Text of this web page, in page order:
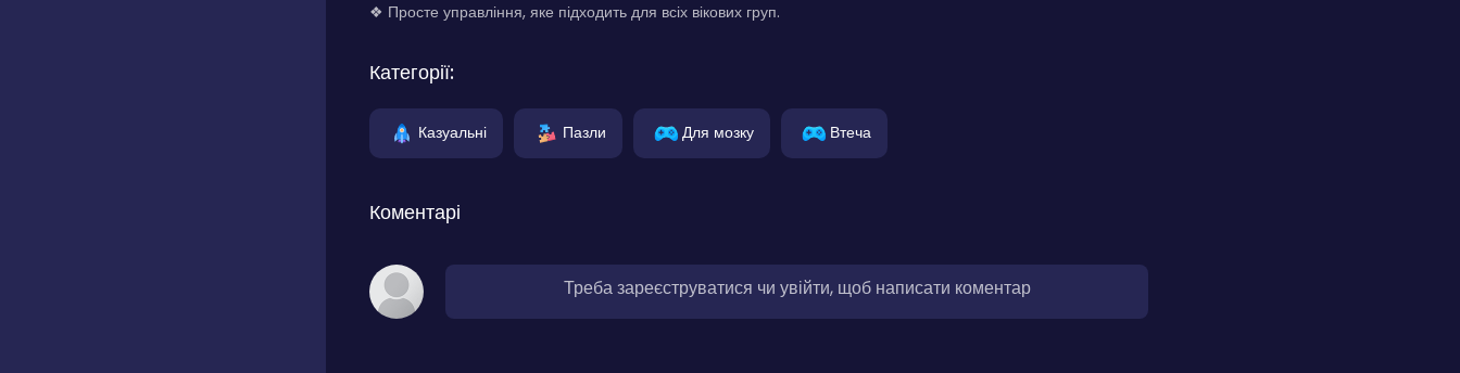
❖ Просте управління, яке підходить для всіх вікових груп.
Категорії:
Казуальні Пазли Для мозку Втеча
Коментарі
Треба зареєструватися чи увійти, щоб написати коментар